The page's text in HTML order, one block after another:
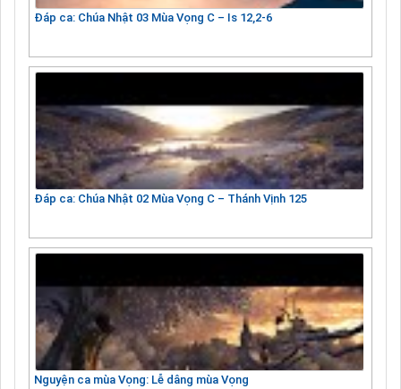
Đáp ca: Chúa Nhật 03 Mùa Vọng C – Is 12,2-6
Đáp ca: Chúa Nhật 02 Mùa Vọng C – Thánh Vịnh 125
Nguyện ca mùa Vọng: Lễ dâng mùa Vọng